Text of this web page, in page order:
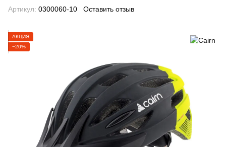
Артикул: 0300060-10 Оставить отзыв
АКЦИЯ
−20%